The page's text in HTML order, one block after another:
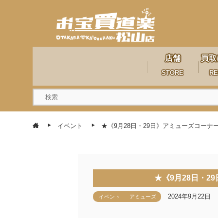
店舗
STORE
買取
イベント ★《9月28日・29日》アミューズコーナ
★《9月28日・29
イベント アミューズ 2024年9月22日